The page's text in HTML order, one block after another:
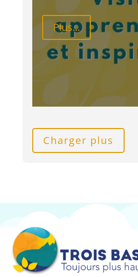
Plus...
Charger plus